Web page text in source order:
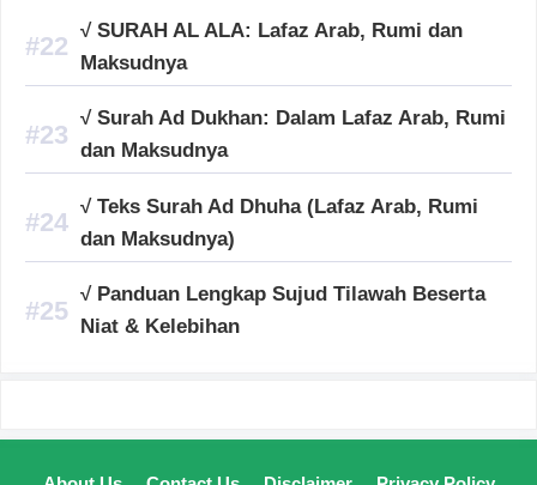
√ SURAH AL ALA: Lafaz Arab, Rumi dan
Maksudnya
√ Surah Ad Dukhan: Dalam Lafaz Arab, Rumi
dan Maksudnya
√ Teks Surah Ad Dhuha (Lafaz Arab, Rumi
dan Maksudnya)
√ Panduan Lengkap Sujud Tilawah Beserta
Niat & Kelebihan